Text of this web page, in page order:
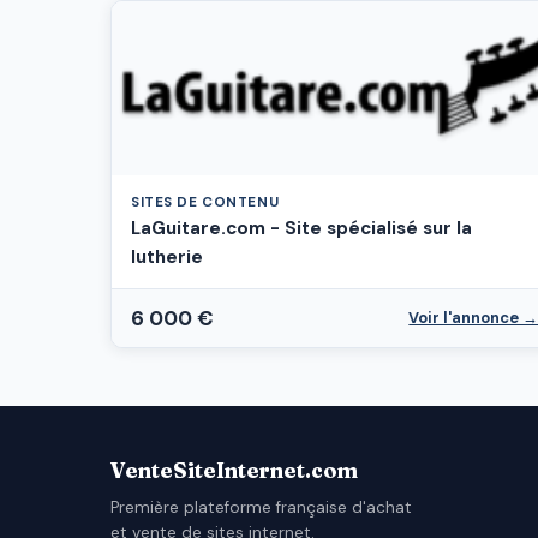
SITES DE CONTENU
LaGuitare.com - Site spécialisé sur la
lutherie
6 000 € Voir l'annonce →
VenteSiteInternet.com
Première plateforme française d'achat
et vente de sites internet.